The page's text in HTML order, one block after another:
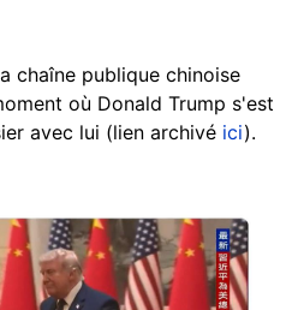
chaîne publique chinoise
où Donald Trump s'est
avec lui (lien archivé ici).